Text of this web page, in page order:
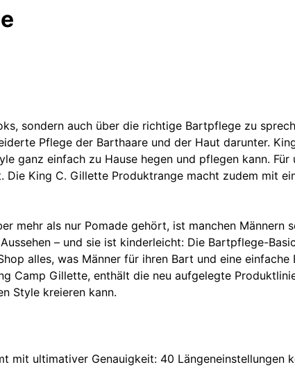
sondern auch über die richtige Bartpflege zu
Pflege der Barthaare und der Haut darunter.
ganz einfach zu Hause hegen und pflegen kann.
King C. Gillette Produktrange macht zudem mit
mehr als nur Pomade gehört, ist manchen Männern
– und sie ist kinderleicht: Die Bartpflege-
alles, was Männer für ihren Bart und eine
Camp Gillette, enthält die neu aufgelegte
Style kreieren kann.
ultimativer Genauigkeit: 40 Längeneinstellungen